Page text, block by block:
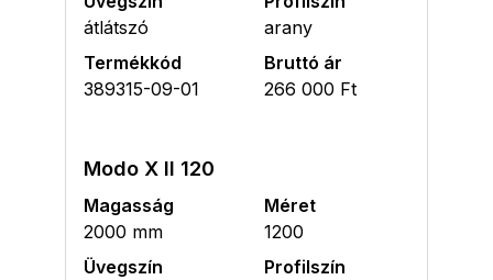
átlátszó
arany
Termékkód
389315-09-01
Bruttó ár
266 000 Ft
Modo X II 120
Magasság
2000 mm
Méret
1200
Üvegszín
Profilszín